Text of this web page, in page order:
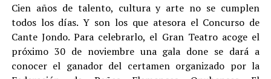
Cien años de talento, cultura y arte no se cumplen
todos los días. Y son los que atesora el Concurso de
Cante Jondo. Para celebrarlo, el Gran Teatro acoge el
próximo 30 de noviembre una gala done se dará a
conocer el ganador del certamen organizado por la